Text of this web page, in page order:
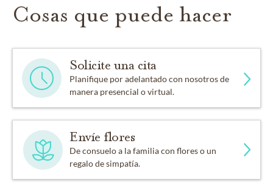
Cosas que puede hacer
Solicite una cita
Planifique por adelantado con nosotros de
manera presencial o virtual.
Envíe flores
De consuelo a la familia con flores o un
regalo de simpatía.